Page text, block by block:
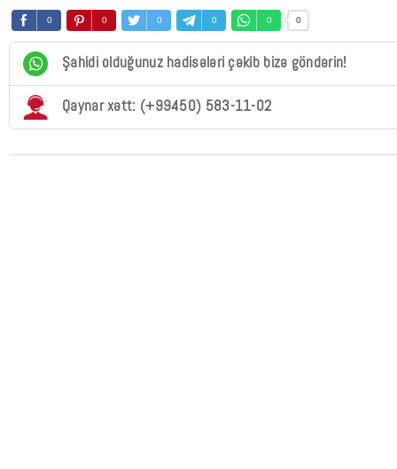
0 0 0 0 0 0
Şahidi olduğunuz hadisələri çəkib bizə göndərin!
Qaynar xətt: (+99450) 583-11-02